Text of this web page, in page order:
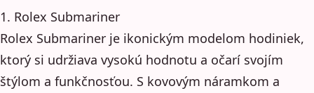
1. Rolex Submariner
Rolex Submariner je ikonickým modelom hodiniek,
ktorý si udržiava vysokú hodnotu a očarí svojím
štýlom a funkčnosťou. S kovovým náramkom a